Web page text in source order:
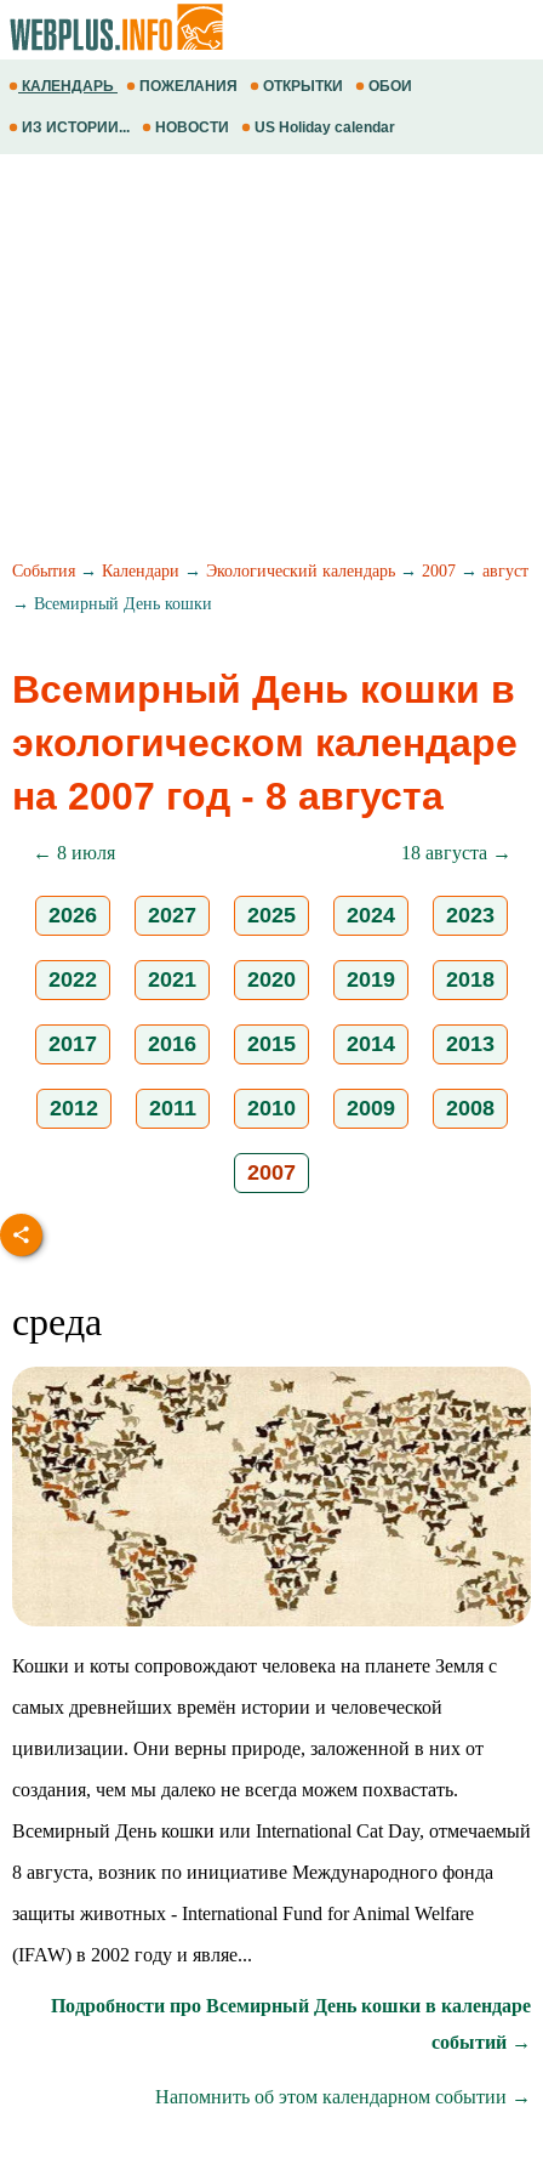
КАЛЕНДАРЬ ПОЖЕЛАНИЯ ОТКРЫТКИ ОБОИ
ИЗ ИСТОРИИ... НОВОСТИ US Holiday calendar
События → Календари → Экологический календарь → 2007 → август
→ Всемирный День кошки
Всемирный День кошки в
экологическом календаре
на 2007 год - 8 августа
← 8 июля 18 августа →
2026 2027 2025 2024 2023
2022 2021 2020 2019 2018
2017 2016 2015 2014 2013
2012 2011 2010 2009 2008
2007
среда
Кошки и коты сопровождают человека на планете Земля с
самых древнейших времён истории и человеческой
цивилизации. Они верны природе, заложенной в них от
создания, чем мы далеко не всегда можем похвастать.
Всемирный День кошки или International Cat Day, отмечаемый
8 августа, возник по инициативе Международного фонда
защиты животных - International Fund for Animal Welfare
(IFAW) в 2002 году и являе...
Подробности про Всемирный День кошки в календаре
событий →
Напомнить об этом календарном событии →